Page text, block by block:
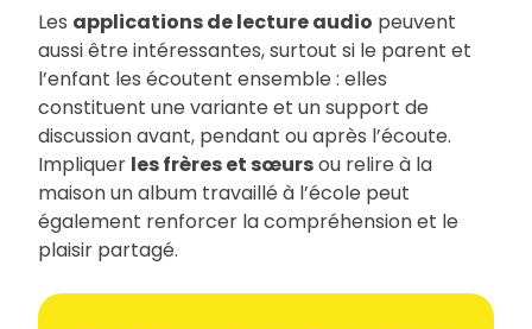
Les applications de lecture audio peuvent
aussi être intéressantes, surtout si le parent et
l’enfant les écoutent ensemble : elles
constituent une variante et un support de
discussion avant, pendant ou après l’écoute.
Impliquer les frères et sœursou relire à la
maison un album travaillé à l’école peut
également renforcer la compréhension et le
plaisir partagé.